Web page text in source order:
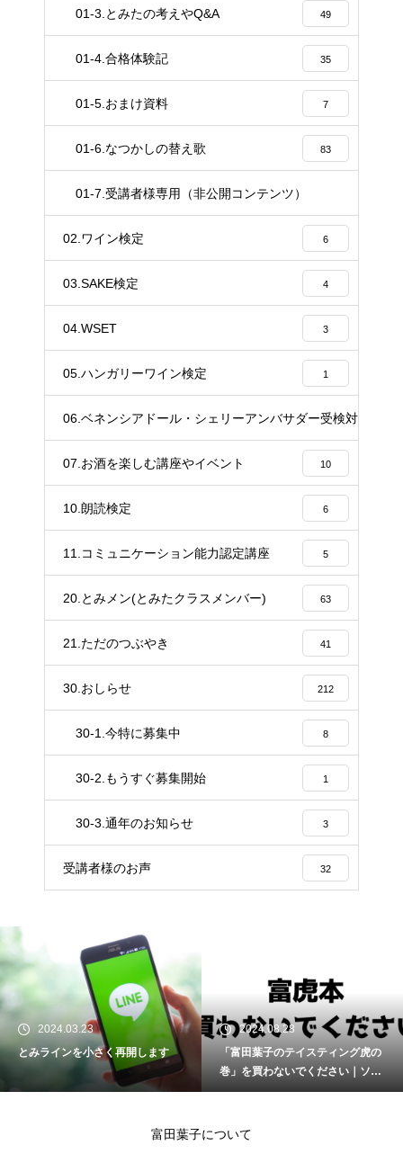
01-3.とみたの考えやQ&A 49
01-4.合格体験記 35
01-5.おまけ資料 7
01-6.なつかしの替え歌 83
01-7.受講者様専用（非公開コンテンツ）
02.ワイン検定 6
03.SAKE検定 4
04.WSET 3
05.ハンガリーワイン検定 1
06.ベネンシアドール・シェリーアンバサダー受検対策講座
07.お酒を楽しむ講座やイベント 10
10.朗読検定 6
11.コミュニケーション能力認定講座 5
20.とみメン(とみたクラスメンバー) 63
21.ただのつぶやき 41
30.おしらせ 212
30-1.今特に募集中 8
30-2.もうすぐ募集開始 1
30-3.通年のお知らせ 3
受講者様のお声 32
2024.03.23
とみラインを小さく再開します
2024.08.28
「富田葉子のテイスティング虎の
巻」を買わないでください｜ソム
リエ・ワインエキスパート試験
富田葉子について